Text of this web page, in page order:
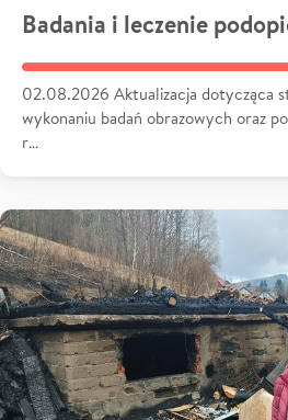
Badania i leczenie
02.08.2026 Aktualizacja dotycząca
wykonaniu badań obrazowych oraz
r…